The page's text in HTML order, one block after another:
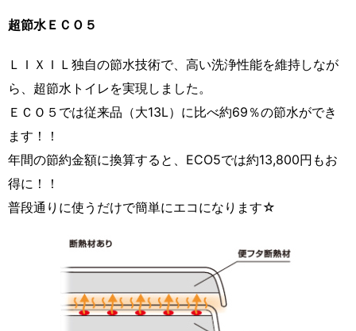
超節水ＥＣＯ５
ＬＩＸＩＬ独自の節水技術で、高い洗浄性能を維持しなが
ら、超節水トイレを実現しました。
ＥＣＯ５では従来品（大13L）に比べ約69％の節水ができ
ます！！
年間の節約金額に換算すると、ECO5では約13,800円もお
得に！！
普段通りに使うだけで簡単にエコになります☆